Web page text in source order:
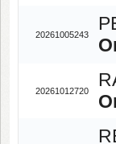
20261005243
20261012720